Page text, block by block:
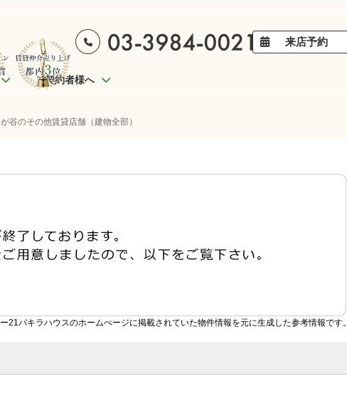
来店予約
ご契約者様へ
谷のその他賃貸店舗（建物全部）
パキラハウスのホームぺージに掲載されていた物件情報を元に生成した参考情報です。